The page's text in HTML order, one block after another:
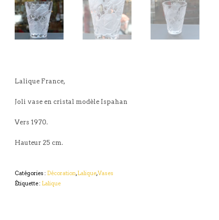
Lalique France,
Joli vase en cristal modèle Ispahan
Vers 1970.
Hauteur 25 cm.
Catégories : Décoration,Lalique,Vases
Étiquette : Lalique